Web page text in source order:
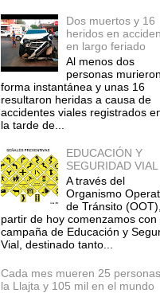
Dos muertos y 16
heridos en
en largo feriado
Al menos dos
personas
forma instantánea y unas 16
resultaron heridas a causa de
accidentes viales registrados
la tarde de...
EDUCACIÓN Y
SEGURIDAD VIAL
A través del
Organismo
de Tránsito
partir de hoy comenzamos con
campaña de Educación y
Vial, destinado tanto...
Cada mes mueren 25
la Llajta y 105 mil en el mundo